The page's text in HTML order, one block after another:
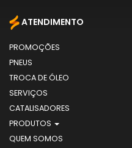
ATENDIMENTO
PROMOÇÕES
PNEUS
TROCA DE ÓLEO
SERVIÇOS
CATALISADORES
PRODUTOS
QUEM SOMOS